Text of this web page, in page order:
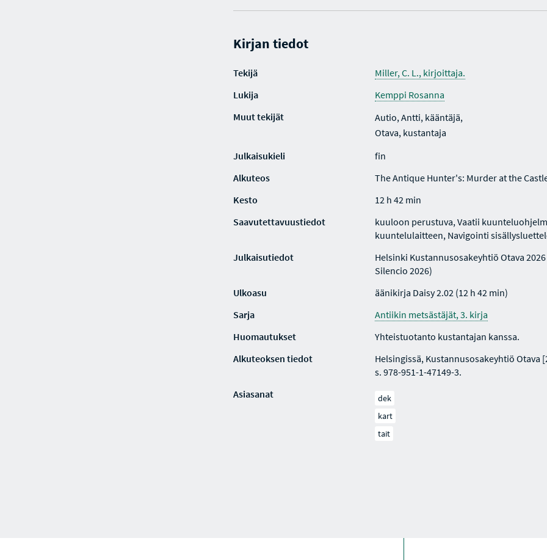
Kirjan tiedot
Tekijä
Miller, C. L., kirjoittaja.
Lukija
Kemppi Rosanna
Muut tekijät
Autio, Antti, kääntäjä,
Otava, kustantaja
Julkaisukieli
fin
Alkuteos
The Antique Hunter's: Murder at the
Kesto
12 h 42 min
Saavutettavuustiedot
kuuloon perustuva, Vaatii
kuuntelulaitteen, Navigointi
Julkaisutiedot
Helsinki Kustannusosakeyhtiö Otava
Silencio 2026)
Ulkoasu
äänikirja Daisy 2.02 (12 h 42 min)
Sarja
Antiikin metsästäjät, 3. kirja
Huomautukset
Yhteistuotanto kustantajan kanssa.
Alkuteoksen tiedot
Helsingissä, Kustannusosakeyhtiö Otava
s. 978-951-1-47149-3.
Asiasanat
dek
kart
tait